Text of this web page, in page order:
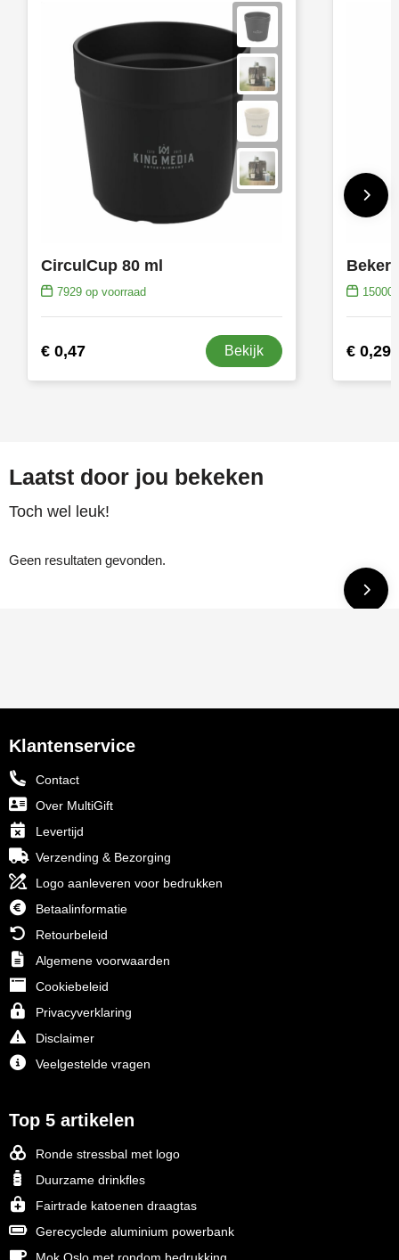
CirculCup 80 ml
7929op voorraad
€ 0,47 Bekijk
Beker
150000
€ 0,29
Laatst door jou bekeken
Toch wel leuk!
Geen resultaten gevonden.
Klantenservice
Contact
Over MultiGift
Levertijd
Verzending & Bezorging
Logo aanleveren voor bedrukken
Betaalinformatie
Retourbeleid
Algemene voorwaarden
Cookiebeleid
Privacyverklaring
Disclaimer
Veelgestelde vragen
Top 5 artikelen
Ronde stressbal met logo
Duurzame drinkfles
Fairtrade katoenen draagtas
Gerecyclede aluminium powerbank